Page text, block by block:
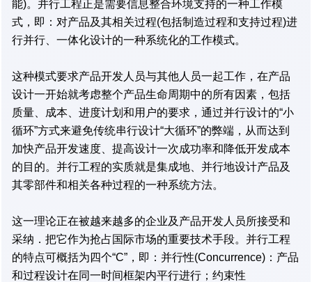
能)。并行工程正是需要信息整合环境支持的一种工作模
式，即：对产品及其相关过程(包括制造过程和支持过程)进
行并行、一体化设计的一种系统化的工作模式。
这种模式要求产品开发人员与其他人员一起工作，在产品
设计一开始就考虑整个产品生命周期中的所有因素，包括
质量、成本、进度计划和用户的要求，通过并行设计的“小
循环”方式来避免传统串行设计“大循环”的弊端，从而达到
加快产品开发速度、提高设计一次成功率和降低开发成本
的目的。并行工程的实质就是集成地、并行地设计产品及
其零部件和相关各种过程的一种系统方法。
这一理论正在被越来越多的企业及产品开发人员所接受和
采纳．把它作为抢占国际市场的重要技术手段。并行工程
的特点可概括为四个“C”，即：并行性(Concurrence)：产品
和过程设计在同一时间框架内平行进行；约束性